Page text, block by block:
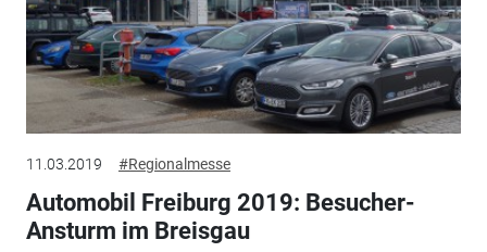
11.03.2019 #Regionalmesse
Automobil Freiburg 2019: Besucher-
Ansturm im Breisgau